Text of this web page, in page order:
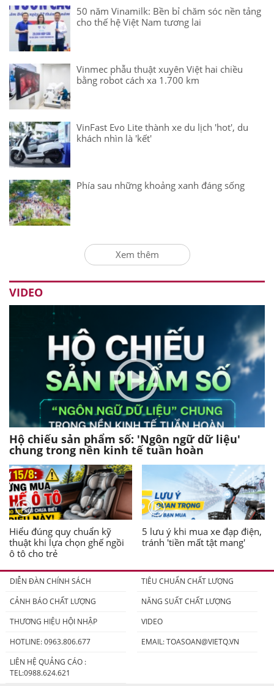
50 năm Vinamilk: Bền bỉ chăm sóc nền tảng
cho thế hệ Việt Nam tương lai
Vinmec phẫu thuật xuyên Việt hai chiều
bằng robot cách xa 1.700 km
VinFast Evo Lite thành xe du lịch 'hot', du
khách nhìn là 'kết'
Phía sau những khoảng xanh đáng sống
Xem thêm
VIDEO
Hộ chiếu sản phẩm số: 'Ngôn ngữ dữ liệu'
chung trong nền kinh tế tuần hoàn
Hiểu đúng quy chuẩn kỹ
thuật khi lựa chọn ghế ngồi
ô tô cho trẻ
5 lưu ý khi mua xe đạp điện,
tránh 'tiền mất tật mang'
DIỄN ĐÀN CHÍNH SÁCH
TIÊU CHUẨN CHẤT LƯỢNG
CẢNH BÁO CHẤT LƯỢNG
NĂNG SUẤT CHẤT LƯỢNG
THƯƠNG HIỆU HỘI NHẬP
VIDEO
HOTLINE: 0963.806.677
EMAIL:TOASOAN@VIETQ.VN
LIÊN HỆ QUẢNG CÁO :
TEL:0988.624.621